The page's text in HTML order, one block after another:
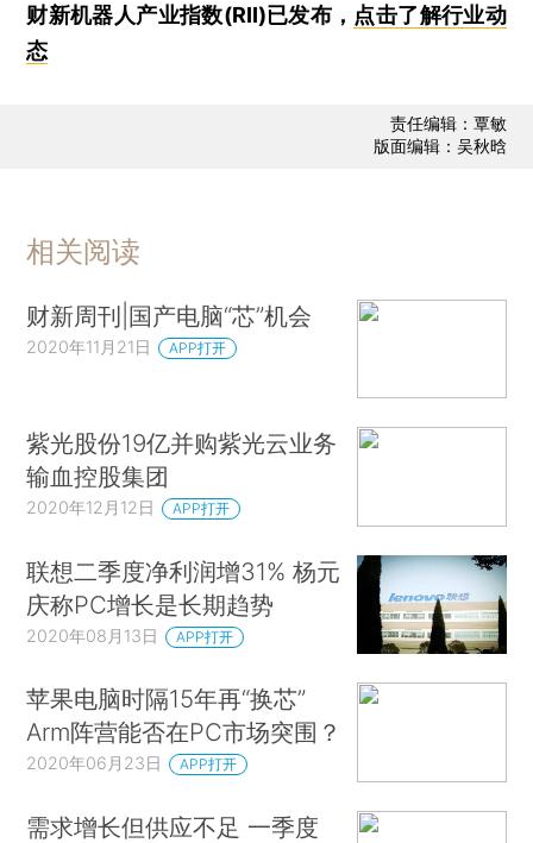
财新机器人产业指数(RII)已发布， 点击了解行业动
态
责任编辑：覃敏
版面编辑：吴秋晗
相关阅读
财新周刊|国产电脑“芯”机会
2020年11月21日 APP打开
紫光股份19亿并购紫光云业务
输血控股集团
2020年12月12日 APP打开
联想二季度净利润增31% 杨元
庆称PC增长是长期趋势
2020年08月13日 APP打开
苹果电脑时隔15年再“换芯”
Arm阵营能否在PC市场突围？
2020年06月23日 APP打开
需求增长但供应不足 一季度